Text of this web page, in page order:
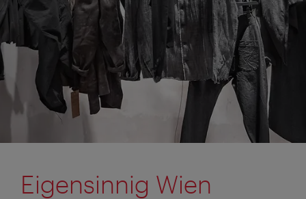
Eigensinnig Wien